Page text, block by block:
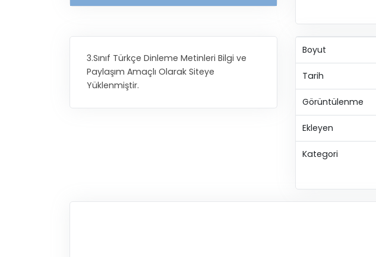
3.Sınıf Türkçe Dinleme Metinleri Bilgi ve
Paylaşım Amaçlı Olarak Siteye
Yüklenmiştir.
Boyut
Tarih
Görüntülenme
Ekleyen
Kategori